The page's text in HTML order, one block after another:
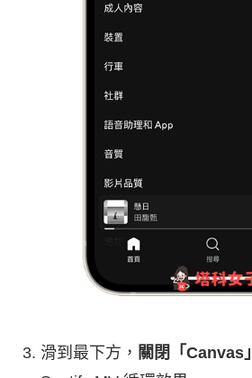
滑到最下方， 關閉「Canvas」